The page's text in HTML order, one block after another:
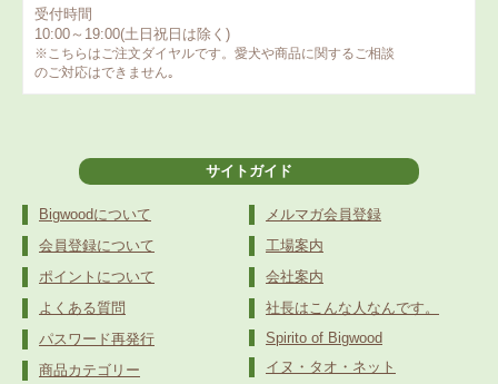
受付時間
10:00～19:00(土日祝日は除く)
※こちらはご注文ダイヤルです。愛犬や商品に関するご相談
のご対応はできません｡
サイトガイド
Bigwoodについて
会員登録について
ポイントについて
よくある質問
パスワード再発行
商品カテゴリー
メルマガ会員登録
工場案内
会社案内
社長はこんな人なんです。
Spirito of Bigwood
イヌ・タオ・ネット